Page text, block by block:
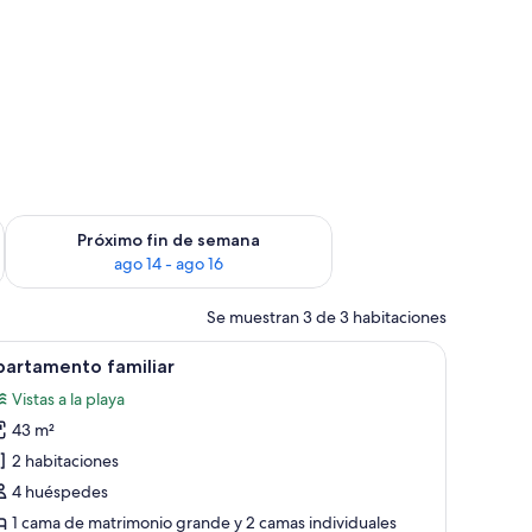
semana, ago 7 - ago 9
Próximo fin de semana
ago 14 - ago 16
Consulta la disponibilidad para el próximo fin de semana,
Se muestran 3 de 3 habitaciones
escritorio Ropa de cama de alta calidad, caja fuerte,
8 familiar
Vistas a la playa
43 m²
2 habitaciones
4 huéspedes
1 cama de matrimonio grande y 2 camas individuales